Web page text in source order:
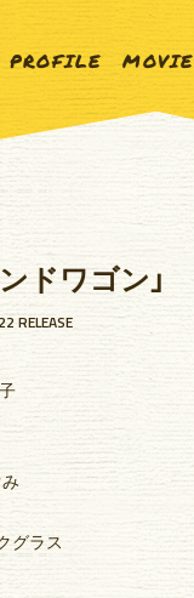
PROFILE MOVIE
ドワゴン」
RELEASE
グラス